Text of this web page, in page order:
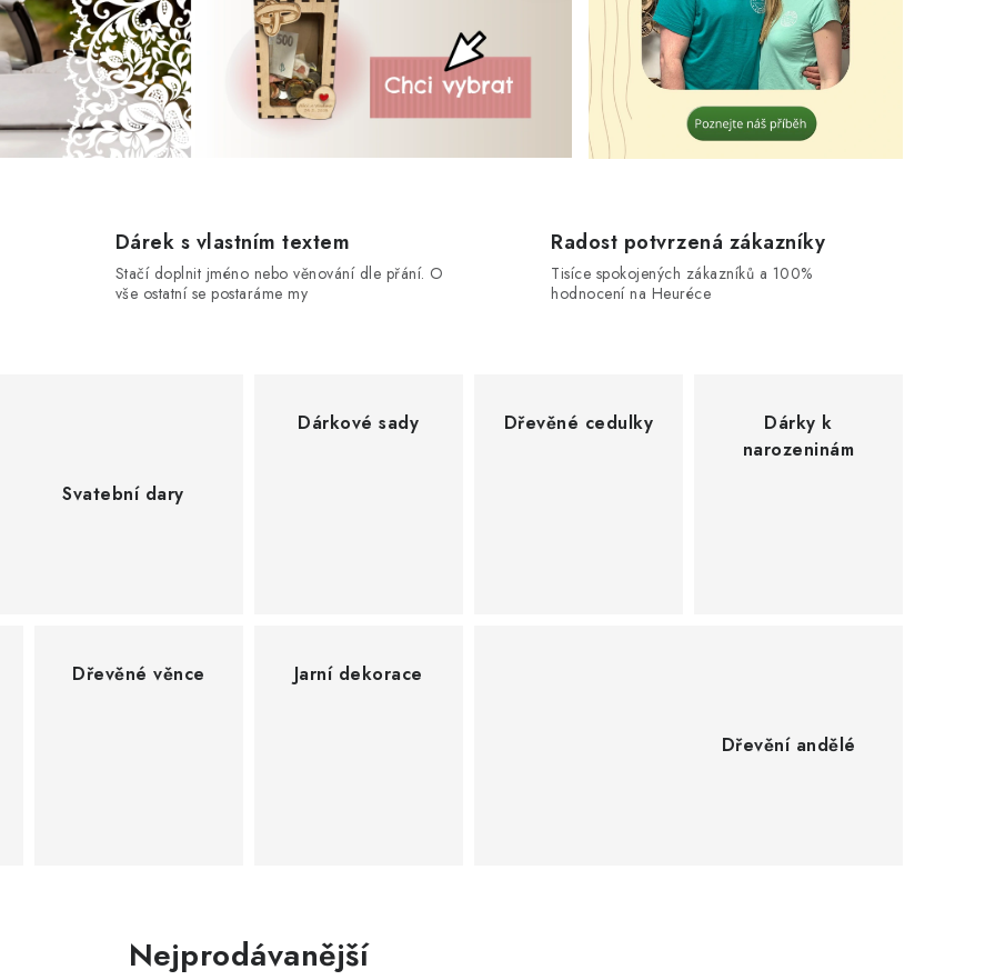
Dárek s vlastním textem
Stačí doplnit jméno nebo věnování dle přání. O
vše ostatní se postaráme my
Radost potvrzená zákazníky
Tisíce spokojených zákazníků a 100%
hodnocení na Heuréce
Svatební dary
Dárkové sady Dřevěné cedulky
Dárky k
narozeninám
Dřevěné věnce Jarní dekorace
Dřevění andělé
Nejprodávanější